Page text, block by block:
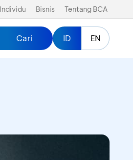
Individu Bisnis Tentang BCA
Cari ID EN